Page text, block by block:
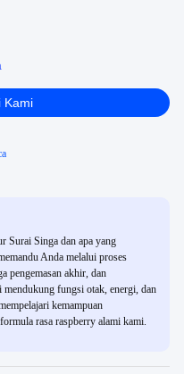
Kami
Surai Singa dan apa yang
Anda melalui proses
pengemasan akhir, dan
mendukung fungsi otak, energi, dan
kemampuan
rasa raspberry alami kami.